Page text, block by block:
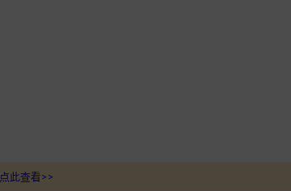
点此查看>>